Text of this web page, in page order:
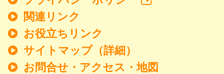
関連リンク
お役立ちリンク
サイトマップ（詳細）
お問合せ・アクセス・地図